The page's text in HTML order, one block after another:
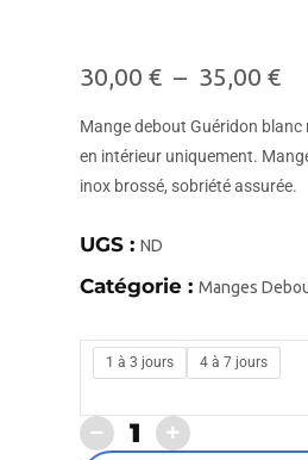
30,00 € – 35,00 €
Mange debout Guéridon
en intérieur uniquement.
inox brossé, sobriété assurée.
UGS : ND
Catégorie : Manges
1 à 3 jours 4 à 7 jours